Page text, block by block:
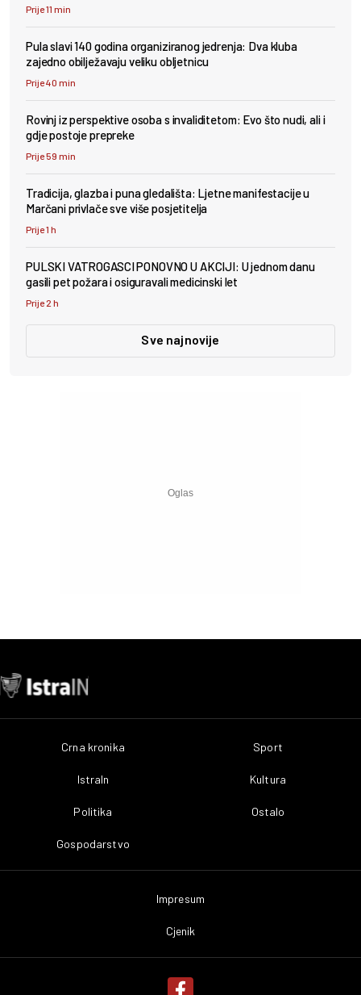
Prije 11 min
Pula slavi 140 godina organiziranog jedrenja: Dva kluba
zajedno obilježavaju veliku obljetnicu
Prije 40 min
Rovinj iz perspektive osoba s invaliditetom: Evo što nudi, ali i
gdje postoje prepreke
Prije 59 min
Tradicija, glazba i puna gledališta: Ljetne manifestacije u
Marčani privlače sve više posjetitelja
Prije 1 h
PULSKI VATROGASCI PONOVNO U AKCIJI: U jednom danu
gasili pet požara i osiguravali medicinski let
Prije 2 h
Sve najnovije
Crna kronika
IstraIn
Politika
Gospodarstvo
Sport
Kultura
Ostalo
Impresum
Cjenik